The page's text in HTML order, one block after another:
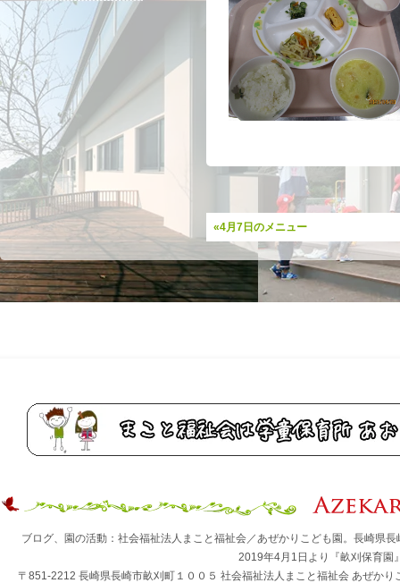
«4月7日のメニュー
ブログ、園の活動：社会福祉法人まこと福祉会／あぜかりこども園。長崎
2019年4月1日より『畝刈保育園
〒851-2212 長崎県長崎市畝刈町１００５ 社会福祉法人まこと福祉会 あぜ